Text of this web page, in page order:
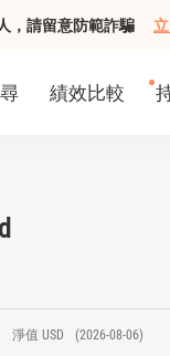
，請留意防範詐騙
績效比較
淨值 USD (2026-08-06)